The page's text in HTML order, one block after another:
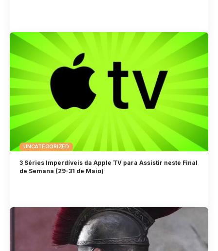
UNCATEGORIZED
3 Séries Imperdíveis da Apple TV para Assistir neste Final
de Semana (29-31 de Maio)